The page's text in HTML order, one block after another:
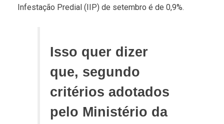
Infestação Predial (IIP) de setembro é de 0,9%.
Isso quer dizer
que, segundo
critérios adotados
pelo Ministério da